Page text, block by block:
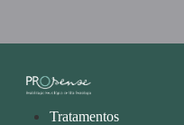
Tratamentos